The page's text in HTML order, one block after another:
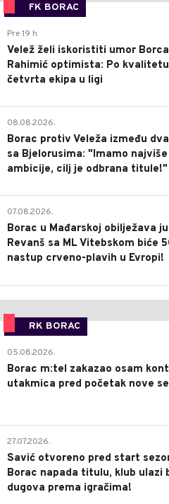
FK BORAC
Pre 19 h
Velež želi iskoristiti umor
Rahimić optimista: Po
četvrta ekipa u ligi
08.08.2026.
Borac protiv Veleža između
sa Bjelorusima: "Imamo najviše
ambicije, cilj je odbrana titule!"
07.08.2026.
Borac u Mađarskoj obilježava
Revanš sa ML Vitebskom biće
nastup crveno-plavih u Evropi!
RK BORAC
05.08.2026.
Borac m:tel zakazao osam
utakmica pred početak nove
27.07.2026.
Savić otvoreno pred start
Borac napada titulu, klub ulazi
dugova prema igračima!